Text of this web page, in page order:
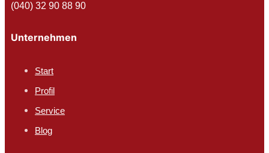
(040) 32 90 88 90
Unternehmen
Start
Profil
Service
Blog